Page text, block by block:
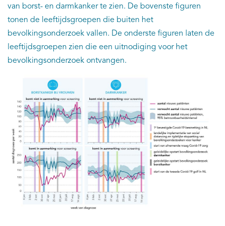
van borst- en darmkanker te zien. De bovenste figuren
tonen de leeftijdsgroepen die buiten het
bevolkingsonderzoek vallen. De onderste figuren laten de
leeftijdsgroepen zien die een uitnodiging voor het
bevolkingsonderzoek ontvangen.